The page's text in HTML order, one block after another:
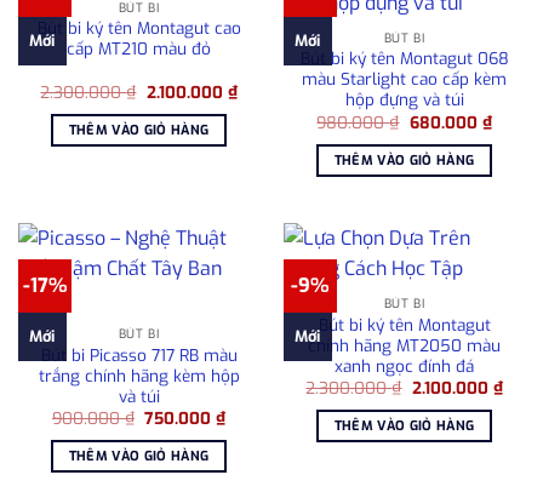
Mới
BÚT BI
Bút bi ký tên Montagut cao
cấp MT210 màu đỏ
2.300.000₫ Giá
là:
2.300.000 ₫.
2.100.000 ₫Giá
hiện
2.100.000 ₫.
THÊM VÀO GIỎ HÀNG
Mới BÚT BI
Bút bi ký tên Montagut 068
màu Starlight cao cấp kèm
hộp đựng và túi
980.000₫ Giá
là:
980.000 ₫.
680.000 ₫Giá
hiện
THÊM VÀO GIỎ HÀNG
-17%
Mới BÚT BI
Bút bi Picasso 717 RB màu
trắng chính hãng kèm hộp
và túi
900.000₫ Giá
là:
900.000 ₫.
750.000₫Giá
hiện
750.000 ₫.
THÊM VÀO GIỎ HÀNG
-9%
Mới
BÚT BI
Bút bi ký tên Montagut
chính hãng MT2050 màu
xanh ngọc đính đá
2.300.000₫ Giá
là:
2.300.000 ₫.
2.100.000 ₫Giá
hiện
THÊM VÀO GIỎ HÀNG